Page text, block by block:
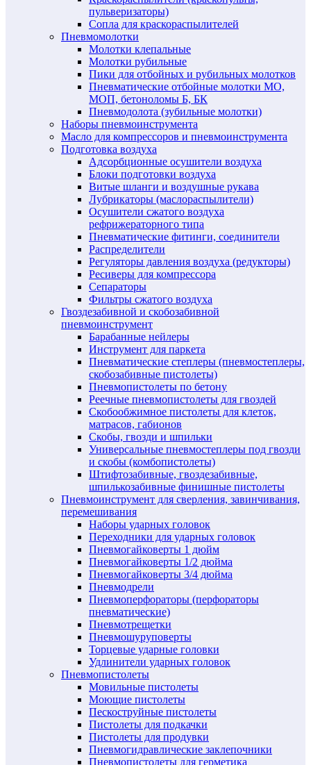
пульверизаторы)
Сопла для краскораспылителей
Пневмомолотки
Молотки клепальные
Молотки рубильные
Пики для отбойных и рубильных молотков
Пневматические отбойные молотки МО,
МОП, бетоноломы Б, БК
Пневмодолота (зубильные молотки)
Наборы пневмоинструмента
Масло для компрессоров и пневмоинструмента
Подготовка воздуха
Адсорбционные осушители воздуха
Блоки подготовки воздуха
Витые шланги и воздушные рукава
Лубрикаторы (маслораспылители)
Осушители сжатого воздуха
рефрижераторного типа
Пневматические фитинги, соединители
Распределители
Регуляторы давления воздуха (редукторы)
Ресиверы для компрессора
Сепараторы
Фильтры сжатого воздуха
Гвоздезабивной и скобозабивной
пневмоинструмент
Барабанные нейлеры
Инструмент для паркета
Пневматические степлеры (пневмостеплеры,
скобозабивные пистолеты)
Пневмопистолеты по бетону
Реечные пневмопистолеты для гвоздей
Скобообжимное пистолеты для клеток,
матрасов, габионов
Скобы, гвозди и шпильки
Универсальные пневмостеплеры под гвозди
и скобы (комбопистолеты)
Штифтозабивные, гвоздезабивные,
шпилькозабивные финишные пистолеты
Пневмоинструмент для сверления, завинчивания,
перемешивания
Наборы ударных головок
Переходники для ударных головок
Пневмогайковерты 1 дюйм
Пневмогайковерты 1/2 дюйма
Пневмогайковерты 3/4 дюйма
Пневмодрели
Пневмоперфораторы (перфораторы
пневматические)
Пневмотрещетки
Пневмошуруповерты
Торцевые ударные головки
Удлинители ударных головок
Пневмопистолеты
Мовильные пистолеты
Моющие пистолеты
Пескоструйные пистолеты
Пистолеты для подкачки
Пистолеты для продувки
Пневмогидравлические заклепочники
Пневмопистолеты для герметика